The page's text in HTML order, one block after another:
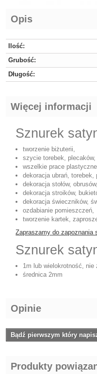
Opis
Ilość:
Grubość:
Długość:
Więcej informacji
Sznurek
tworzenie biżuterii,
szycie torebek, plecaków,
wszelkie prace
dekoracja ubrań, torebek,
dekoracja stołów,
dekoracja stroików,
dekoracja świeczników,
ozdabianie pomieszczeń,
tworzenie kartek,
Zapraszamy do zapoznania
Sznurek
1m lub wielokrotność,
średnica 2mm
Opinie
Bądź pierwszym który
Produkty